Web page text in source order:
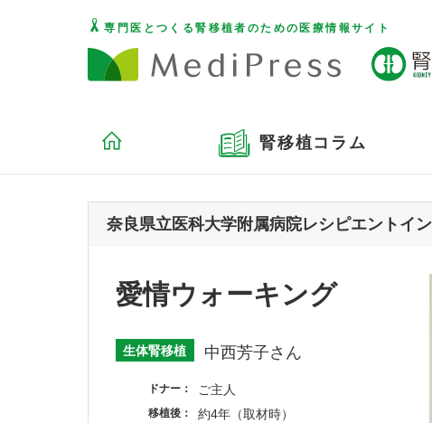
専門医とつくる腎移植者のための医療情報サイト
腎移植コラム
奈良県立医科大学附属病院レシピエントイ
愛情ウォーキング
生体腎移植 中西芳子さん
ドナー ご主人
移植後 約4年（取材時）